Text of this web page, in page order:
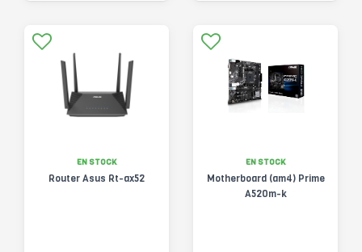
EN STOCK
Router Asus Rt-ax52
EN STOCK
Motherboard (am4) Prime
A520m-k